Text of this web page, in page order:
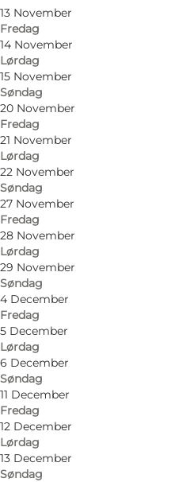
13 November
Fredag
14 November
Lørdag
15 November
Søndag
20 November
Fredag
21 November
Lørdag
22 November
Søndag
27 November
Fredag
28 November
Lørdag
29 November
Søndag
4 December
Fredag
5 December
Lørdag
6 December
Søndag
11 December
Fredag
12 December
Lørdag
13 December
Søndag
Børn, Min partner